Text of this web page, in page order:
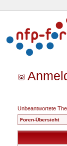
Unbeantwortete
Foren-Übersicht